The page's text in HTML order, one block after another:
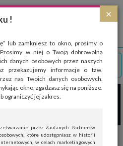
×
!
lub zamkniesz to okno, prosimy o
w niej o Twoją dobrowolną
danych osobowych przez naszych
przekazujemy informacje o tzw.
nas Twoich danych osobowych.
okno, zgadzasz się na poniższe.
ograniczyć jej zakres.
przez Zaufanych Partnerów
które udostępniasz w historii
w celach marketingowych
służą głównie do celów statystycznych.
zezwalasz na zapisanie ich w pamięci